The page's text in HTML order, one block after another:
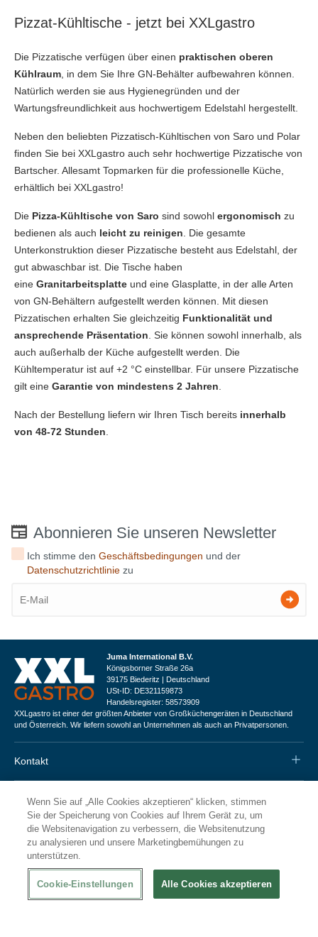
Pizzat-Kühltische - jetzt bei XXLgastro
Die Pizzatische verfügen über einen praktischen oberen
Kühlraum , in dem Sie Ihre GN-Behälter aufbewahren können.
Natürlich werden sie aus Hygienegründen und der
Wartungsfreundlichkeit aus hochwertigem Edelstahl hergestellt.
Neben den beliebten Pizzatisch-Kühltischen von Saro und Polar
finden Sie bei XXLgastro auch sehr hochwertige Pizzatische von
Bartscher. Allesamt Topmarken für die professionelle Küche,
erhältlich bei XXLgastro!
Die Pizza-Kühltische von Saro sind sowohl ergonomisch zu
bedienen als auch leicht zu reinigen . Die gesamte
Unterkonstruktion dieser Pizzatische besteht aus Edelstahl, der
gut abwaschbar ist. Die Tische haben
eine Granitarbeitsplatte und eine Glasplatte, in der alle Arten
von GN-Behältern aufgestellt werden können. Mit diesen
Pizzatischen erhalten Sie gleichzeitig Funktionalität und
ansprechende Präsentation . Sie können sowohl innerhalb, als
auch außerhalb der Küche aufgestellt werden. Die
Kühltemperatur ist auf +2 °C einstellbar. Für unsere Pizzatische
gilt eine Garantie von mindestens 2 Jahren
Nach der Bestellung liefern wir Ihren Tisch bereits innerhalb
von 48-72 Stunden
Abonnieren Sie unseren Newsletter
Ich stimme denGeschäftsbedingungen und der
Datenschutzrichtlinie zu
Juma International B.V.
Königsborner Straße 26a
39175 Biederitz | Deutschland
USt-ID: DE321159873
Handelsregister: 58573909
XXLgastro ist einer der größten Anbieter von Großküchengeräten in Deutschland
und Österreich. Wir liefern sowohl an Unternehmen als auch an Privatpersonen.
Kontakt
Informationen
Kundenservice
Wenn Sie auf „Alle Cookies akzeptieren“ klicken, stimmen
Sie der Speicherung von Cookies auf Ihrem Gerät zu, um
die Websitenavigation zu verbessern, die Websitenutzung
zu analysieren und unsere Marketingbemühungen zu
unterstützen.
Cookie-Einstellungen Alle Cookies akzeptieren